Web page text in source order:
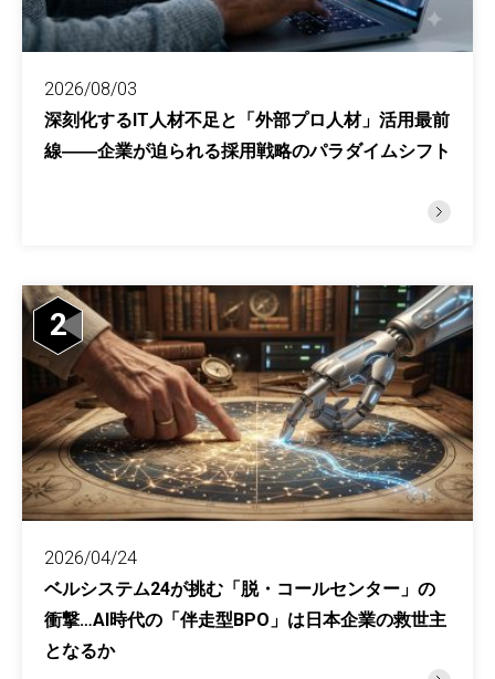
2026/08/03
深刻化するIT人材不足と「外部プロ人材」活用最前
線――企業が迫られる採用戦略のパラダイムシフト
2
2026/04/24
ベルシステム24が挑む「脱・コールセンター」の
衝撃…AI時代の「伴走型BPO」は日本企業の救世主
となるか